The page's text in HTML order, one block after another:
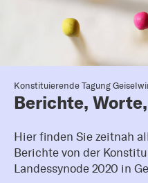
Konstituierende Tagung
Berichte,
Hier finden Sie zeitnah
Berichte von der
Landessynode 2020 in